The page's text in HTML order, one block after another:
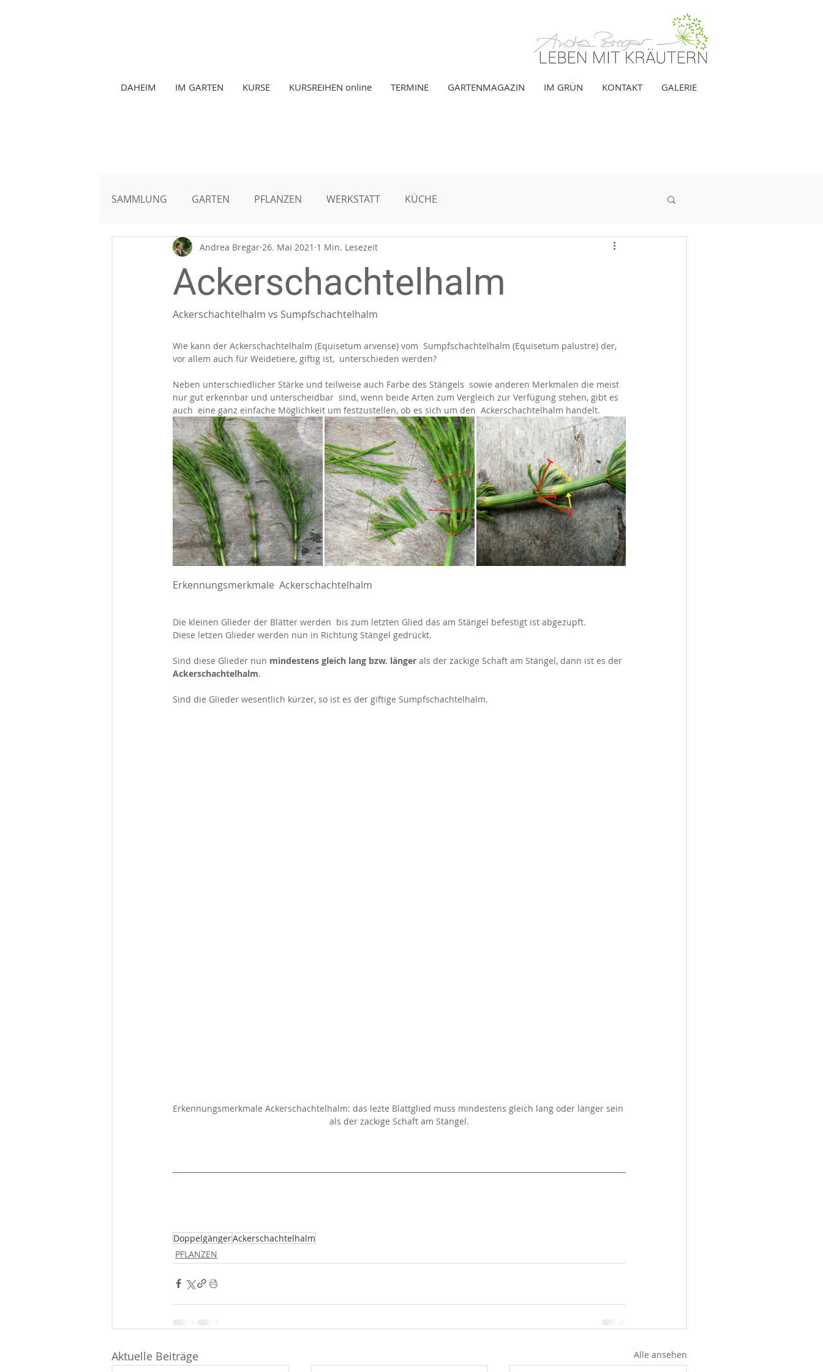
DAHEIM IM GARTEN KURSE KURSREIHEN online TERMINE GARTENMAGAZIN IM GRÜN KONTAKT GALERIE
SAMMLUNG GARTEN PFLANZEN WERKSTATT KÜCHE
Ackerschachtelhalm
Andrea Bregar 26. Mai 2021 1 Min. Lesezeit
Ackerschachtelhalm vs Sumpfschachtelhalm
Wie kann der Ackerschachtelhalm (Equisetum arvense) vom  Sumpfschachtelhalm (Equisetum palustre) der,
vor allem auch für Weidetiere, giftig ist,  unterschieden werden?
Neben unterschiedlicher Stärke und teilweise auch Farbe des Stängels  sowie anderen Merkmalen die meist
nur gut erkennbar und unterscheidbar  sind, wenn beide Arten zum Vergleich zur Verfügung stehen, gibt es
auch  eine ganz einfache Möglichkeit um festzustellen, ob es sich um den  Ackerschachtelhalm handelt.
Erkennungsmerkmale  Ackerschachtelhalm
Die kleinen Glieder der Blätter werden  bis zum letzten Glied das am Stängel befestigt ist abgezupft.
Diese letzen Glieder werden nun in Richtung Stängel gedrückt.
Sind diese Glieder nun mindestens gleich lang bzw. länger als der zackige Schaft am Stängel, dann ist es der
Ackerschachtelhalm.
Sind die Glieder wesentlich kürzer, so ist es der giftige Sumpfschachtelhalm.
Erkennungsmerkmale Ackerschachtelhalm: das lezte Blattglied muss mindestens gleich lang oder länger sein
als der zackige Schaft am Stängel.
DoppelgängerAckerschachtelhalm
PFLANZEN
Aktuelle Beiträge Alle ansehen